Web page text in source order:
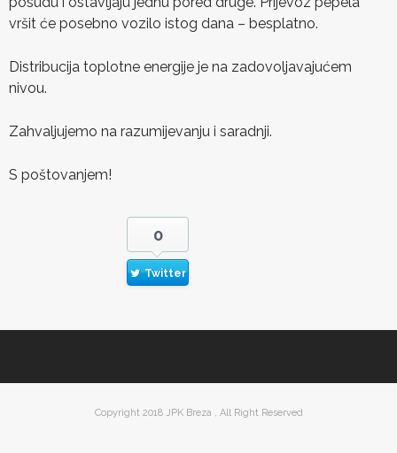
vršit će posebno vozilo istog dana – besplatno.
Distribucija toplotne energije je na zadovoljavajućem
nivou.
Zahvaljujemo na razumijevanju i saradnji.
S poštovanjem!
0
Twitter
Copyright 2018 JPK Breza , All Right Reserved